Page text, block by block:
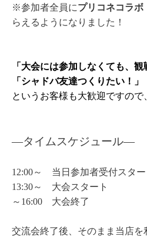
※参加者全員にプリコネコラボ
らえるようになりました！
「大会には参加しなくても、観
「シャドバ友達つくりたい！」
というお客様も大歓迎ですので
―タイムスケジュール―
12:00～ 当日参加者受付スター
13:30～ 大会スタート
～16:00 大会終了
交流会終了後、そのまま当店